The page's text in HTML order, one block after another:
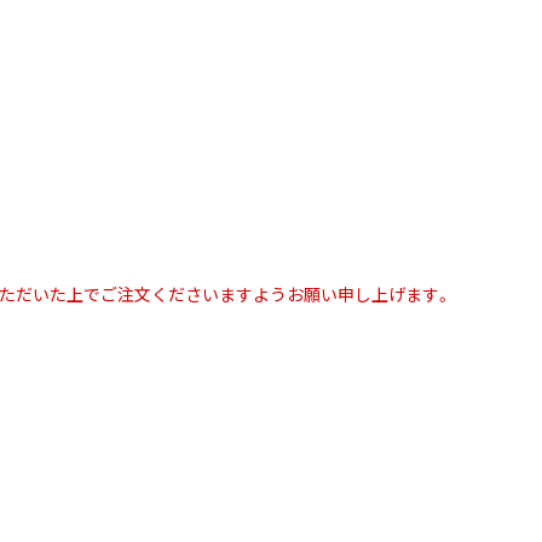
いた上でご注文くださいますようお願い申し上げます。